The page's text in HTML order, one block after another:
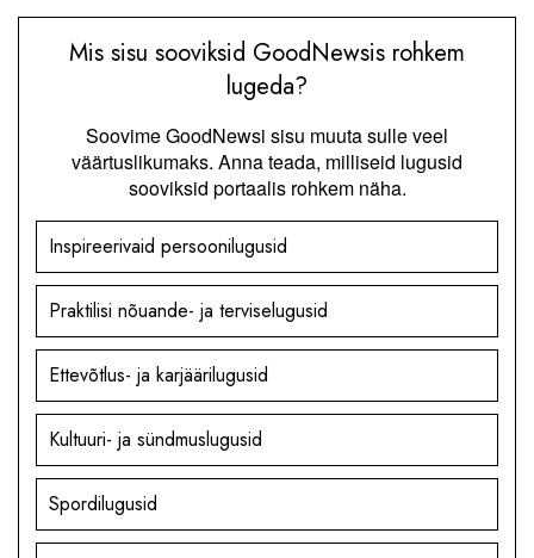
Mis sisu sooviksid GoodNewsis rohkem
lugeda?
Soovime GoodNewsi sisu muuta sulle veel
väärtuslikumaks. Anna teada, milliseid lugusid
sooviksid portaalis rohkem näha.
Inspireerivaid persoonilugusid
Praktilisi nõuande- ja terviselugusid
Ettevõtlus- ja karjäärilugusid
Kultuuri- ja sündmuslugusid
Spordilugusid